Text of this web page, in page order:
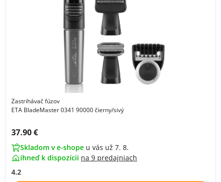
Zastrihávač fúzov
ETA BladeMaster 0341 90000 čierny/sivý
Cena s DPH:
37.90 €
Skladom v e-shope u vás už 7. 8.
ihneď k dispozícii na 9 predajniach
4.2